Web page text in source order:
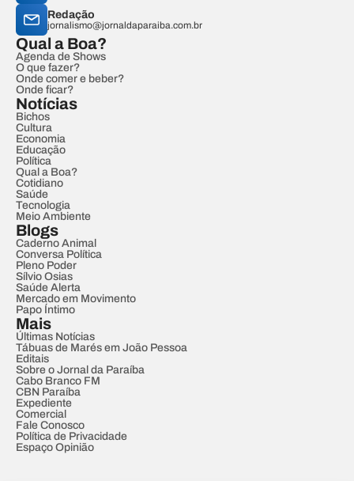
Redação
jornalismo@jornaldaparaiba.com.br
Qual a Boa?
Agenda de Shows
O que fazer?
Onde comer e beber?
Onde ficar?
Notícias
Bichos
Cultura
Economia
Educação
Política
Qual a Boa?
Cotidiano
Saúde
Tecnologia
Meio Ambiente
Blogs
Caderno Animal
Conversa Política
Pleno Poder
Sílvio Osias
Saúde Alerta
Mercado em Movimento
Papo Íntimo
Mais
Últimas Notícias
Tábuas de Marés em João Pessoa
Editais
Sobre o Jornal da Paraíba
Cabo Branco FM
CBN Paraíba
Expediente
Comercial
Fale Conosco
Política de Privacidade
Espaço Opinião